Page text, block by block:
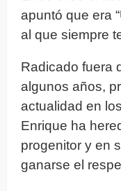
apuntó que era
al que siempre
Radicado fuera
algunos años,
actualidad en
Enrique ha
progenitor y en
ganarse el